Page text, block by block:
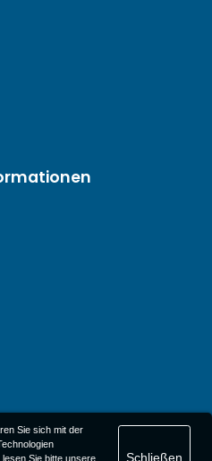
Sie sich mit der
Sie bitte unsere
Schließen